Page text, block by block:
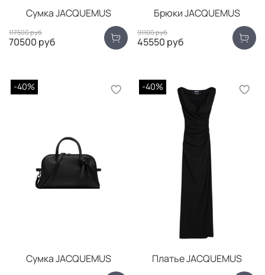
Сумка JACQUEMUS
117500 руб
70500 руб
Брюки JACQUEMUS
91100 руб
45550 руб
-40%
Сумка JACQUEMUS
-40%
Платье JACQUEMUS